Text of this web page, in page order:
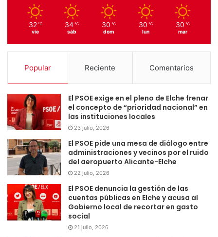
32 ℃
vie
34 ℃
sáb
30 ℃
dom
30 ℃
lun
30 ℃
mar
Popular Reciente Comentarios
El PSOE exige en el pleno de Elche frenar
el concepto de “prioridad nacional” en
las instituciones locales
23 julio, 2026
El PSOE pide una mesa de diálogo entre
administraciones y vecinos por el ruido
del aeropuerto Alicante-Elche
22 julio, 2026
El PSOE denuncia la gestión de las
cuentas públicas en Elche y acusa al
Gobierno local de recortar en gasto
social
21 julio, 2026